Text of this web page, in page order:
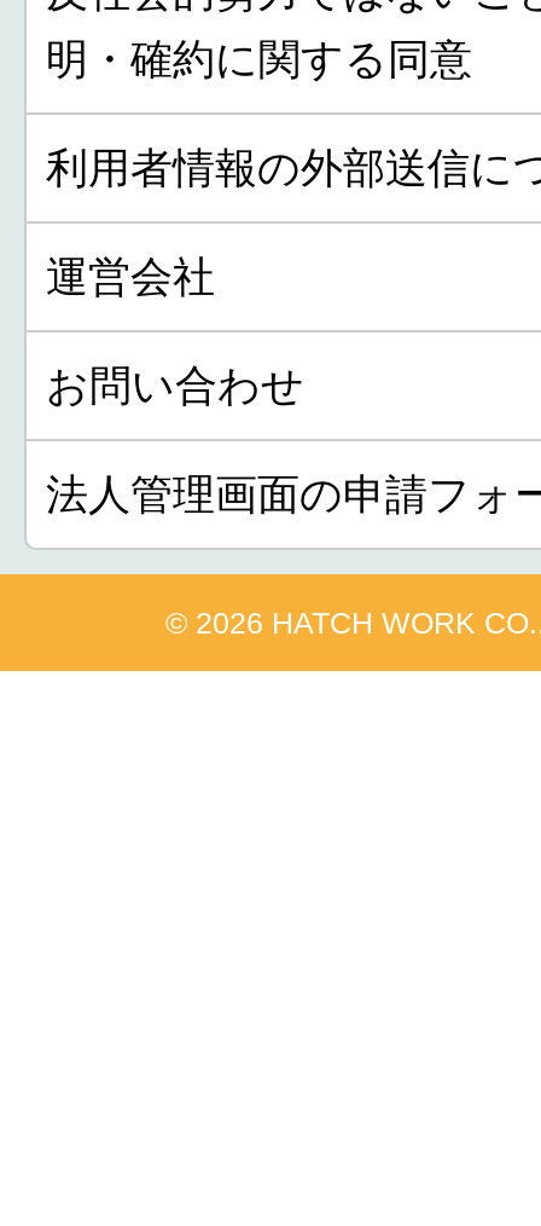
明・確約に関する同意
利用者情報の外部送信に
運営会社
お問い合わせ
法人管理画面の申請フォ
© 2026 HATCH WORK